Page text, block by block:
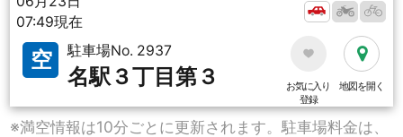
07:49現在
空 駐車場No. 2937
名駅３丁目第３
お気に入り
登録
地図を開く
※満空情報は10分ごとに更新されます。駐車場料金は、